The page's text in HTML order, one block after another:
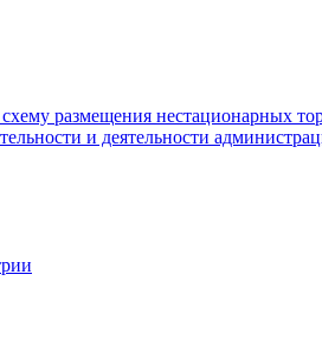
размещения нестационарных
и деятельности